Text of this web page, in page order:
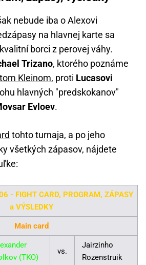
nebude iba o Alexovi
na hlavnej karte sa
borci z perovej váhy.
Trizano, ktorého poznáme
Kleinom, proti Lucasovi
hlavných "predskokanov"
Evloev.
tohto turnaja, a po jeho
všetkých zápasov, nájdete
- FIGHT CARD, PROGRAM, ZÁPASY
a VÝSLEDKY
Main card
(TKO)
vs.
Jairzinho
Rozenstruik